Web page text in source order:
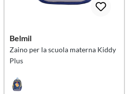
Belmil
Zaino per la scuola materna Kiddy
Plus